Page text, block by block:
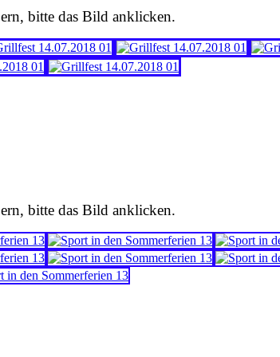
bitte das Bild anklicken.
bitte das Bild anklicken.